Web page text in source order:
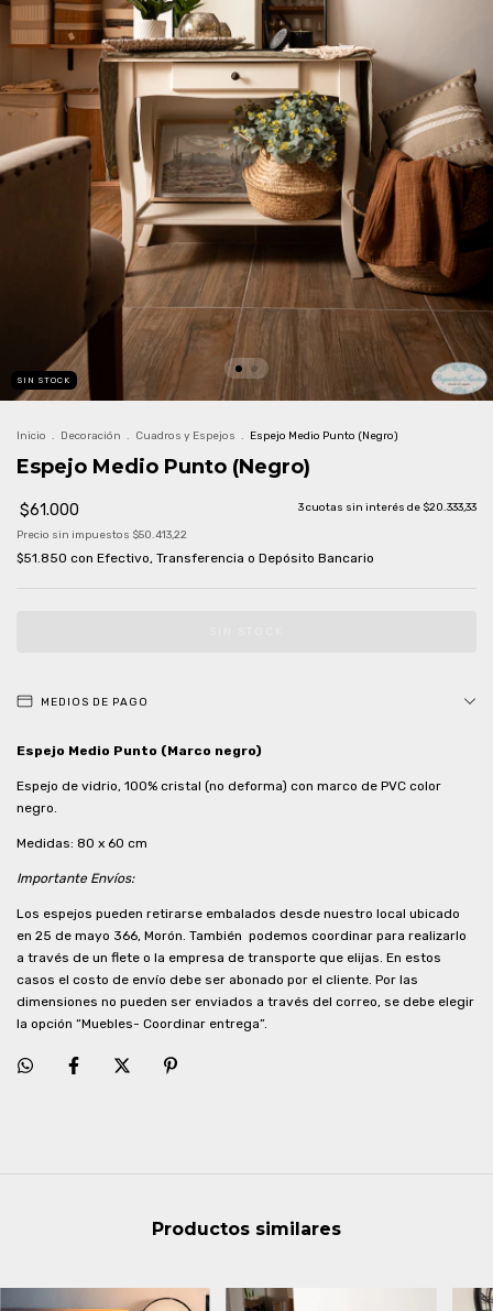
SIN STOCK
Inicio . Decoración . Cuadros y Espejos . Espejo Medio Punto (Negro)
Espejo Medio Punto (Negro)
$61.000 3cuotas sin interés de $20.333,33
Precio sin impuestos $50.413,22
$51.850 con Efectivo, Transferencia o Depósito Bancario
MEDIOS DE PAGO
Espejo Medio Punto (Marco negro)
Espejo de vidrio, 100% cristal (no deforma) con marco de PVC color
negro.
Medidas: 80 x 60 cm
Importante Envíos:
Los espejos pueden retirarse embalados desde nuestro local ubicado
en 25 de mayo 366, Morón. También podemos coordinar para realizarlo
a través de un flete o la empresa de transporte que elijas. En estos
casos el costo de envío debe ser abonado por el cliente. Por las
dimensiones no pueden ser enviados a través del correo, se debe elegir
la opción “Muebles- Coordinar entrega”.
Productos similares